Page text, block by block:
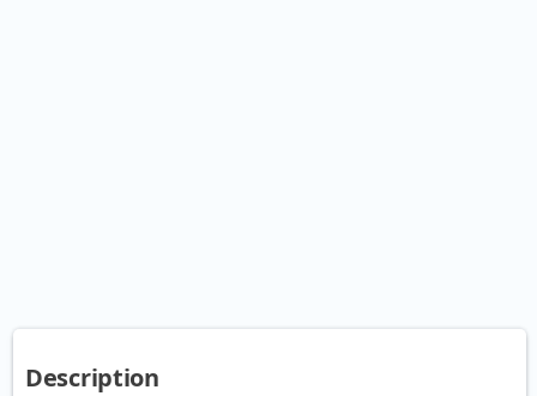
Description